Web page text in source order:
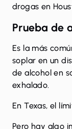
drogas en
Prueba de
Es la más
soplar en un
de alcohol en
exhalado.
En Texas, el
Pero hay algo